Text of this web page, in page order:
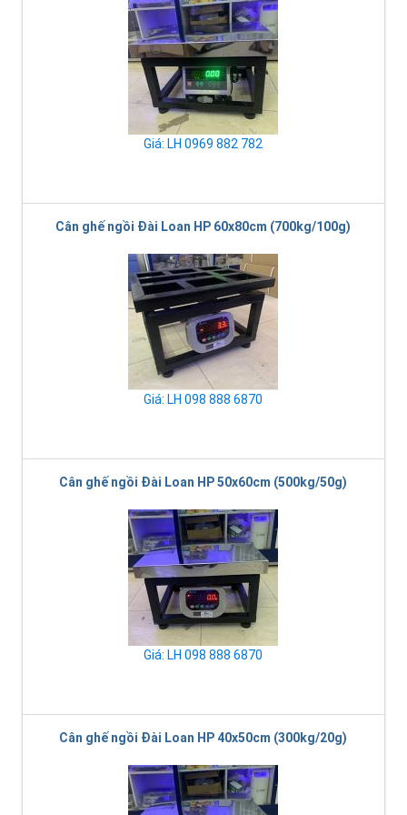
Giá: LH 0969 882 782
Cân ghế ngồi Đài Loan HP 60x80cm (700kg/100g)
Giá: LH 098 888 6870
Cân ghế ngồi Đài Loan HP 50x60cm (500kg/50g)
Giá: LH 098 888 6870
Cân ghế ngồi Đài Loan HP 40x50cm (300kg/20g)